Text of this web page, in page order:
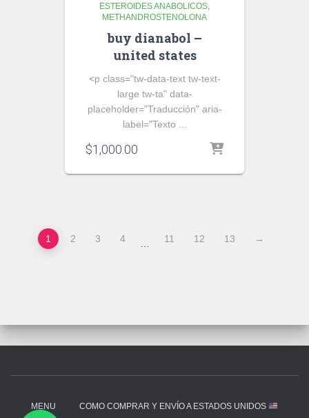
ESTEROIDES ANABOLICOS
METHANDROSTENOLONA
buy dianabol –
united states
<p class="tw-data-text tw-text-
large tw-ta" data-
placeholder="Traducción" aria-
label="Texto ...
$1,000.00
1 2 3 4 11 12 13 →
MENU COMO COMPRAR Y ENVÍO A ESTADOS UNIDOS